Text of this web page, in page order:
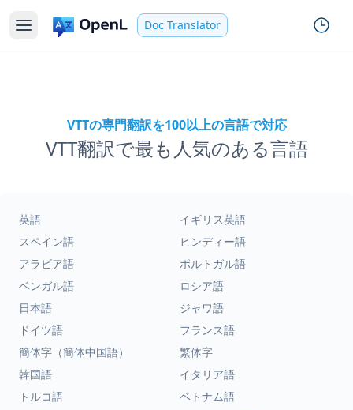
Doc Translator
VTTの専門翻訳を100以上の言語で対応
VTT翻訳で最も人気のある言語
英語
イギリス英語
スペイン語
ヒンディー語
アラビア語
ポルトガル語
ベンガル語
ロシア語
日本語
ジャワ語
ドイツ語
フランス語
簡体字（簡体中国語）
繁体字
韓国語
イタリア語
トルコ語
ベトナム語